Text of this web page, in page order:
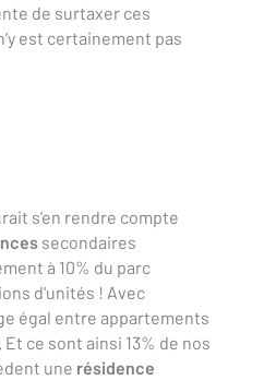
de surtaxer ces
est certainement pas
s’en rendre compte
secondaires
à 10% du parc
d'unités ! Avec
égal entre appartements
Et ce sont ainsi 13% de nos
une résidence